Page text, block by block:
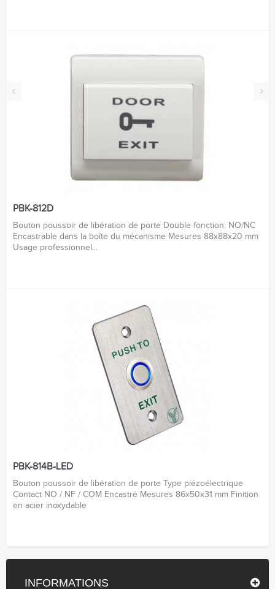
‹ ›
PBK-812D
Bouton poussoir de libération de porte Double fonction: NO/NC
Encastrable dans la boîte du mécanisme Mesures 88x88x20 mm
Usage professionnel...
PBK-814B-LED
Bouton poussoir de libération de porte Type piézoélectrique
Contact NO / NF / COM Encastré Mesures 86x50x31 mm Finition
en acier inoxydable
INFORMATIONS